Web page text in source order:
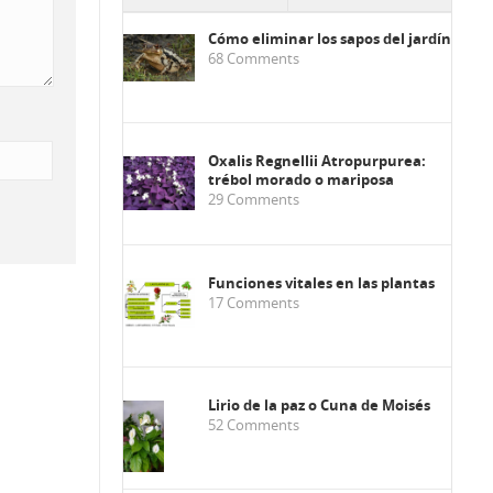
Cómo eliminar los sapos del jardín
68 Comments
Oxalis Regnellii Atropurpurea:
trébol morado o mariposa
29 Comments
Funciones vitales en las plantas
17 Comments
Lirio de la paz o Cuna de Moisés
52 Comments